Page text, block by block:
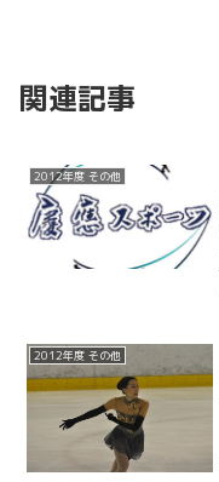
関連記事
2012年度 その他
2012年度 その他